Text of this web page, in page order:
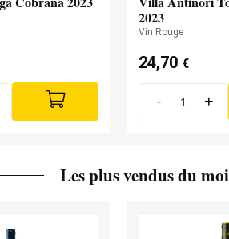
2023
Vin Rouge
24,70 €
- +
Les plus vendus du